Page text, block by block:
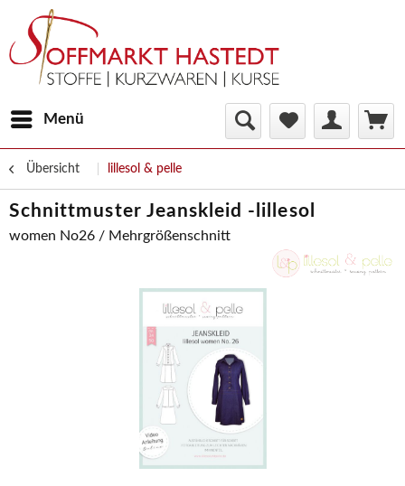
Menü
Übersicht lillesol & pelle
Schnittmuster Jeanskleid -lillesol
women No26 / Mehrgrößenschnitt